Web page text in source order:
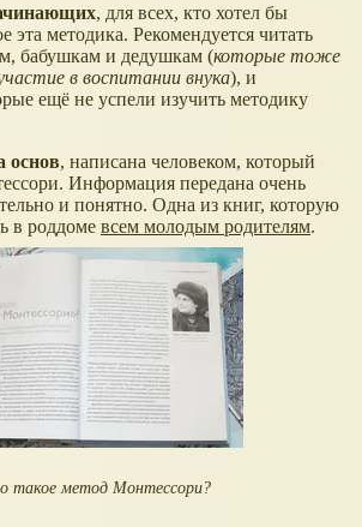
, для всех, кто хотел бы
эта методика. Рекомендуется читать
бабушкам и дедушкам (которые тоже
в воспитании внука), и
ещё не успели изучить методику
основ, написана человеком, который
Информация передана очень
и понятно. Одна из книг, которую
в роддоме всем молодым родителям.
такое метод Монтессори?